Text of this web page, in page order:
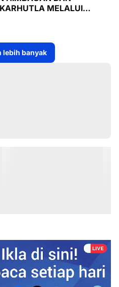
MELALUI
(TOURING SAMBANG
lebih banyak